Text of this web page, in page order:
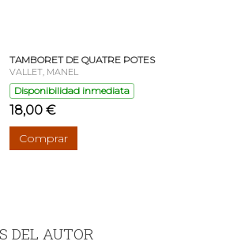
TAMBORET DE QUATRE POTES
VALLET, MANEL
Disponibilidad inmediata
18,00 €
Comprar
DEL AUTOR